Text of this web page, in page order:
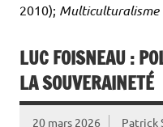
2010); Multiculturalisme
LUC FOISNEAU :
LA SOUVERAINETÉ
20 mars 2026 Patrick